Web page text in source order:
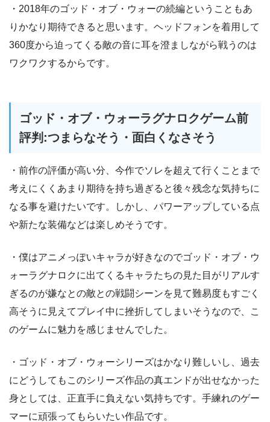
・2018年のゴッド・オブ・ウォーの続編ということもあ
りかなり期待できると思います。ヘッドフォンを着用して
360度から迫ってくる敵の音に耳を澄ましながら戦うのは
ワクワクするからです。
ゴッド・オブ・ウォーラグナロクゲーム前
評判:つまらなそう・面白くなさそう
・前作の評価が高い分、今作でソレを超えて行くことまで
考えにくくあまり期待を持ち過ぎると後々残念な気持ちに
なる事を避けたいです。しかし、パワーアップしている点
や新たな装備などは楽しめそうです。
・僕はアニメっぽいキャラが好きなのでゴッド・オブ・ウ
ォーラグナロクに出てくるキャラたちの見た目がリアルす
ぎるのが嫌なとの敵との戦闘シーンを見て難易度もすごく
高そうに見えてプレイ中に挫折してしまいそうなので、こ
のゲームに魅力を感じませんでした。
・ゴッド・オブ・ウォーシリーズはかなり難しいし、過去
にどうしてもこのシリーズ作品の真エンドが出せなかった
身としては、正直手に負えない気持ちです。手練れのゲー
マーに頑張ってもらいたい作品です。